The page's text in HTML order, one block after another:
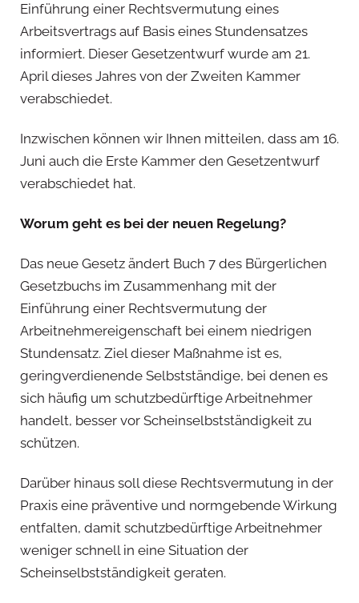
Einführung einer Rechtsvermutung eines
Arbeitsvertrags auf Basis eines Stundensatzes
informiert. Dieser Gesetzentwurf wurde am 21.
April dieses Jahres von der Zweiten Kammer
verabschiedet.
Inzwischen können wir Ihnen mitteilen, dass am 16.
Juni auch die Erste Kammer den Gesetzentwurf
verabschiedet hat.
Worum geht es bei der neuen Regelung?
Das neue Gesetz ändert Buch 7 des Bürgerlichen
Gesetzbuchs im Zusammenhang mit der
Einführung einer Rechtsvermutung der
Arbeitnehmereigenschaft bei einem niedrigen
Stundensatz. Ziel dieser Maßnahme ist es,
geringverdienende Selbstständige, bei denen es
sich häufig um schutzbedürftige Arbeitnehmer
handelt, besser vor Scheinselbstständigkeit zu
schützen.
Darüber hinaus soll diese Rechtsvermutung in der
Praxis eine präventive und normgebende Wirkung
entfalten, damit schutzbedürftige Arbeitnehmer
weniger schnell in eine Situation der
Scheinselbstständigkeit geraten.